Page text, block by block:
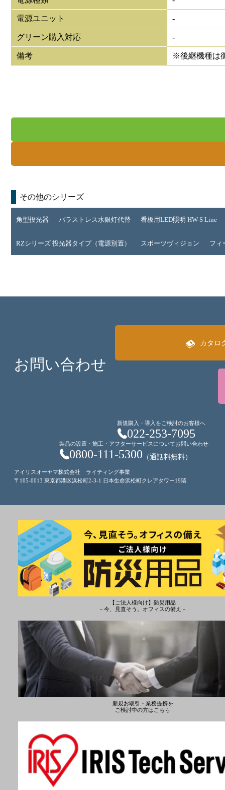
電源ユニット -
グリーン購入対応 -
備考 ※後継機種は
その他のシリーズ
角型投光器 バラストレス水銀灯代替 看板用LED照明 HW-S Line
RZシリーズ 投光器タイプ（電源別置） スポーツヴィジョン フィ
お問い合わせ
カタロ
新規購入・導入をご検討のお客様へ
022-253-7095
製品の設置・施工・アフターサービスについてお問い合わせ
0800-111-5300 （通話料無料）
アイリスオーヤマ株式会社 ライティング事業
〒105-0013 東京都港区浜松町2-3-1 日本生命浜松町クレアタワー19階
【ご法人様向け】防災用品
－今、見直そう。オフィスの備え－
新規お取引・業務提携を
ご検討中の方はこちら